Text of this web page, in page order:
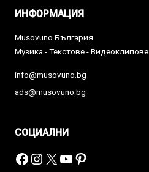
ИНФОРМАЦИЯ
Musovuno България
Музика - Текстове - Видеоклипове
info@musovuno.bg
ads@musovuno.bg
СОЦИАЛНИ
Facebook
Instagram
X YouTube
Pinterest